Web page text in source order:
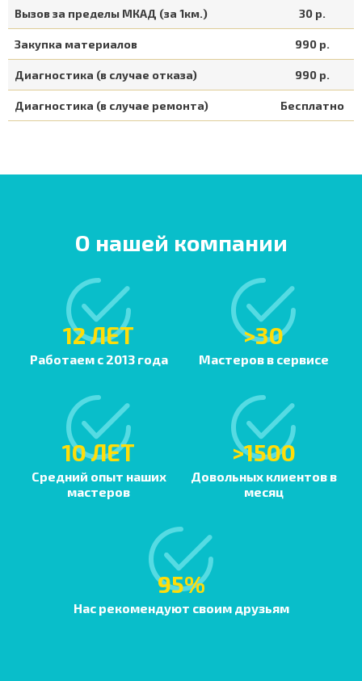
Вызов за пределы МКАД (за 1км.) 30 р.
Закупка материалов 990 р.
Диагностика (в случае отказа) 990 р.
Диагностика (в случае ремонта) Бесплатно
О нашей компании
12 ЛЕТ
Работаем с 2013 года
>30
Мастеров в сервисе
10 ЛЕТ
Средний опыт наших
мастеров
>1500
Довольных клиентов в
месяц
95%
Нас рекомендуют своим друзьям